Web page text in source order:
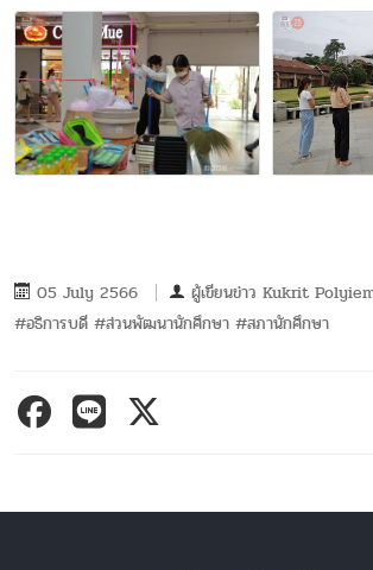
05 July 2566 ผู้เขียนข่าว Kukrit
#อธิการบดี #ส่วนพัฒนานักศึกษา #สภานักศึกษา